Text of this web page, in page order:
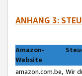
ANHANG 3:
Amazon-
Website
amazon.com.be, Wir